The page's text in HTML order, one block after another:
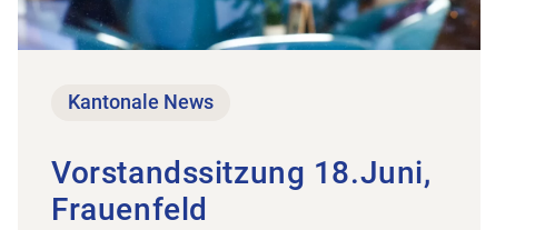
Kantonale News
Vorstandssitzung 18.Juni,
Frauenfeld